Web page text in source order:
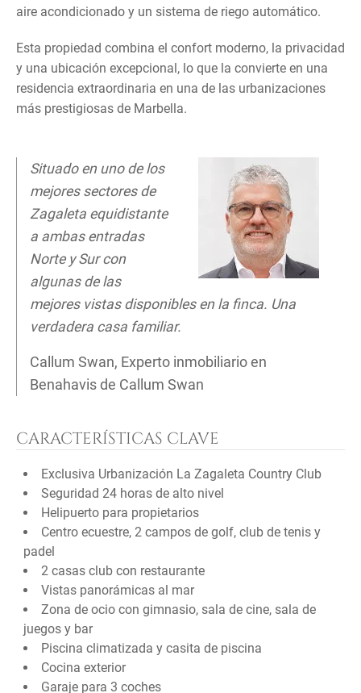
aire acondicionado y un sistema de riego automático.
Esta propiedad combina el confort moderno, la privacidad
y una ubicación excepcional, lo que la convierte en una
residencia extraordinaria en una de las urbanizaciones
más prestigiosas de Marbella.
Situado en uno de los
mejores sectores de
Zagaleta equidistante
a ambas entradas
Norte y Sur con
algunas de las
mejores vistas disponibles en la finca. Una
verdadera casa familiar.
Callum Swan, Experto inmobiliario en
Benahavis de Callum Swan
CARACTERÍSTICAS CLAVE
Exclusiva Urbanización La Zagaleta Country Club
Seguridad 24 horas de alto nivel
Helipuerto para propietarios
Centro ecuestre, 2 campos de golf, club de tenis y
padel
2 casas club con restaurante
Vistas panorámicas al mar
Zona de ocio con gimnasio, sala de cine, sala de
juegos y bar
Piscina climatizada y casita de piscina
Cocina exterior
Garaje para 3 coches